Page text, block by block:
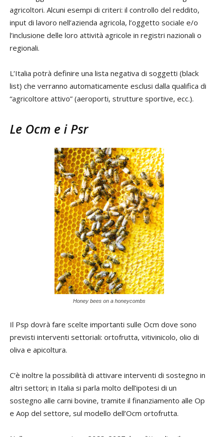
agricoltori. Alcuni esempi di criteri: il controllo del reddito,
input di lavoro nell’azienda agricola, l’oggetto sociale e/o
l’inclusione delle loro attività agricole in registri nazionali o
regionali.
L’Italia potrà definire una lista negativa di soggetti (black
list) che verranno automaticamente esclusi dalla qualifica di
“agricoltore attivo” (aeroporti, strutture sportive, ecc.).
Le Ocm e i Psr
Honey bees on a honeycombs
Il Psp dovrà fare scelte importanti sulle Ocm dove sono
previsti interventi settoriali: ortofrutta, vitivinicolo, olio di
oliva e apicoltura.
C’è inoltre la possibilità di attivare interventi di sostegno in
altri settori; in Italia si parla molto dell’ipotesi di un
sostegno alle carni bovine, tramite il finanziamento alle Op
e Aop del settore, sul modello dell’Ocm ortofrutta.